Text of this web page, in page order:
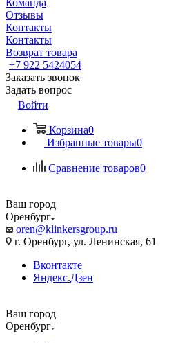
Команда
Отзывы
Контакты
Контакты
Возврат товара
+7 922 5424054
Заказать звонок
Задать вопрос
Войти
Корзина0
Избранные товары0
Сравнение товаров0
Ваш город
Оренбург
oren@klinkersgroup.ru
г. Оренбург, ул. Ленинская, 61
Вконтакте
Яндекс.Дзен
Ваш город
Оренбург